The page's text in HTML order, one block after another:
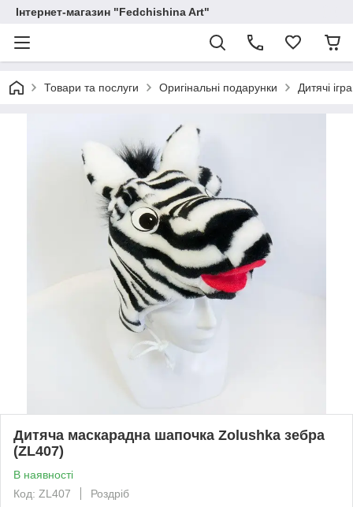
Інтернет-магазин "Fedchishina Art"
Товари та послуги Оригінальні подарунки Дитячі
Дитяча маскарадна шапочка Zolushka зебра
(ZL407)
В наявності
Код: ZL407
Роздріб